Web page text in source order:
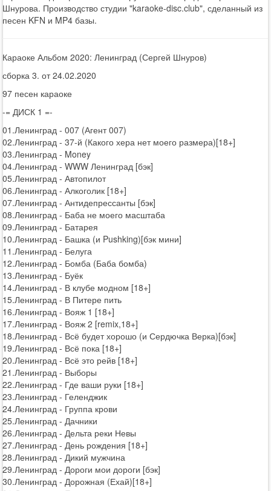
Шнурова. Производство студии "karaoke-disc.club", сделанный из
песен KFN и MP4 базы.
Караоке Альбом 2020: Ленинград (Сергей Шнуров)
сборка 3. от 24.02.2020
97 песен караоке
-= ДИСК 1 =-
01.Ленинград - 007 (Агент 007)
02.Ленинград - 37-й (Какого хера нет моего размера)[18+]
03.Ленинград - Money
04.Ленинград - WWW Ленинград [бэк]
05.Ленинград - Автопилот
06.Ленинград - Алкоголик [18+]
07.Ленинград - Антидепрессанты [бэк]
08.Ленинград - Баба не моего масштаба
09.Ленинград - Батарея
10.Ленинград - Башка (и Pushking)[бэк мини]
11.Ленинград - Белуга
12.Ленинград - Бомба (Баба бомба)
13.Ленинград - Буёк
14.Ленинград - В клубе модном [18+]
15.Ленинград - В Питере пить
16.Ленинград - Вояж 1 [18+]
17.Ленинград - Вояж 2 [remix,18+]
18.Ленинград - Всё будет хорошо (и Сердючка Верка)[бэк]
19.Ленинград - Всё пока [18+]
20.Ленинград - Всё это рейв [18+]
21.Ленинград - Выборы
22.Ленинград - Где ваши руки [18+]
23.Ленинград - Геленджик
24.Ленинград - Группа крови
25.Ленинград - Дачники
26.Ленинград - Дельта реки Невы
27.Ленинград - День рождения [18+]
28.Ленинград - Дикий мужчина
29.Ленинград - Дороги мои дороги [бэк]
30.Ленинград - Дорожная (Ехай)[18+]